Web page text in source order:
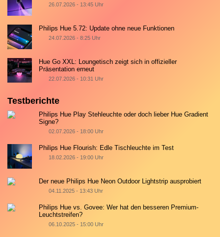
26.07.2026 - 13:45 Uhr
Philips Hue 5.72: Update ohne neue Funktionen
24.07.2026 - 8:25 Uhr
Hue Go XXL: Loungetisch zeigt sich in offizieller
Präsentation erneut
22.07.2026 - 10:31 Uhr
Testberichte
Philips Hue Play Stehleuchte oder doch lieber Hue Gradient
Signe?
02.07.2026 - 18:00 Uhr
Philips Hue Flourish: Edle Tischleuchte im Test
18.02.2026 - 19:00 Uhr
Der neue Philips Hue Neon Outdoor Lightstrip ausprobiert
04.11.2025 - 13:43 Uhr
Philips Hue vs. Govee: Wer hat den besseren Premium-
Leuchtstreifen?
06.10.2025 - 15:00 Uhr